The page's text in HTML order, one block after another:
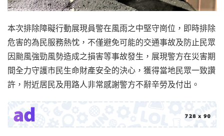
本次排除障礙行動展現員警在風雨之中堅守崗位，即時排除
危害的為民服務熱忱，不僅避免可能的交通事故及防止民眾
因颱風強勁風勢造成之損害等事故發生，展現警方在災害期
間全力守護市民生命財產安全的決心，獲得當地民眾一致讚
許，附近居民及用路人非常感謝警方不辭辛勞及付出。